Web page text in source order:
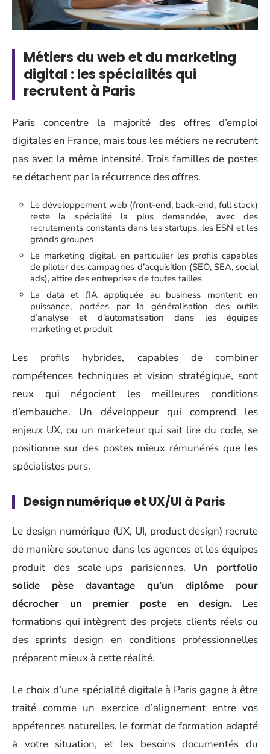
Métiers du web et du marketing
digital : les spécialités qui
recrutent à Paris
Paris concentre la majorité des offres d’emploi
digitales en France, mais tous les métiers ne recrutent
pas avec la même intensité. Trois familles de postes
se détachent par la récurrence des offres.
Le développement web (front-end, back-end, full stack)
reste la spécialité la plus demandée, avec des
recrutements constants dans les startups, les ESN et les
grands groupes
Le marketing digital, en particulier les profils capables
de piloter des campagnes d’acquisition (SEO, SEA, social
ads), attire des entreprises de toutes tailles
La data et l’IA appliquée au business montent en
puissance, portées par la généralisation des outils
d’analyse et d’automatisation dans les équipes
marketing et produit
Les profils hybrides, capables de combiner
compétences techniques et vision stratégique, sont
ceux qui négocient les meilleures conditions
d’embauche. Un développeur qui comprend les
enjeux UX, ou un marketeur qui sait lire du code, se
positionne sur des postes mieux rémunérés que les
spécialistes purs.
Design numérique et UX/UI à Paris
Le design numérique (UX, UI, product design) recrute
de manière soutenue dans les agences et les équipes
produit des scale-ups parisiennes. Un portfolio
solide pèse davantage qu’un diplôme pour
décrocher un premier poste en design. Les
formations qui intègrent des projets clients réels ou
des sprints design en conditions professionnelles
préparent mieux à cette réalité.
Le choix d’une spécialité digitale à Paris gagne à être
traité comme un exercice d’alignement entre vos
appétences naturelles, le format de formation adapté
à votre situation, et les besoins documentés du